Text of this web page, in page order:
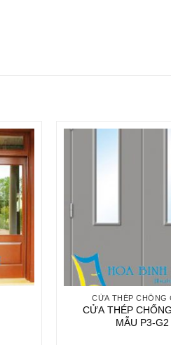
CỬA THÉP CHỐNG
CỬA THÉP
MẪU P3-G2